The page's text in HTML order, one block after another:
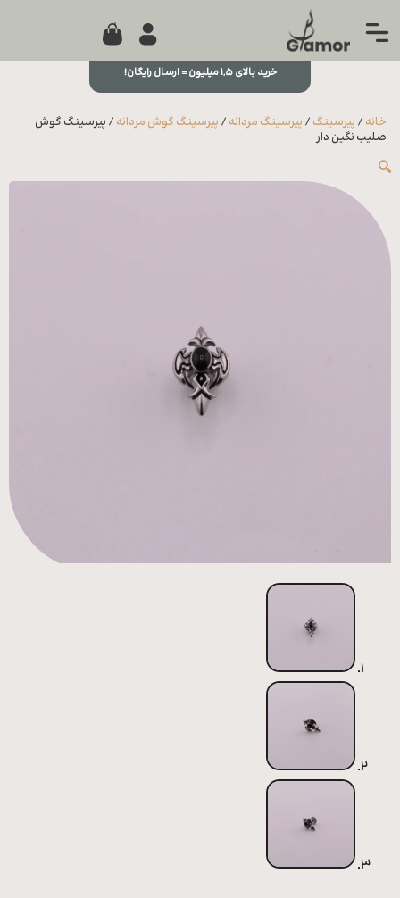
جستجو...
مجله
0
خرید بالای ۱,۵ میلیون = ارسال رایگان!
خانه / پیرسینگ / پیرسینگ مردانه / پیرسینگ گوش مردانه / پیرسینگ گوش
صلیب نگین دار
🔍